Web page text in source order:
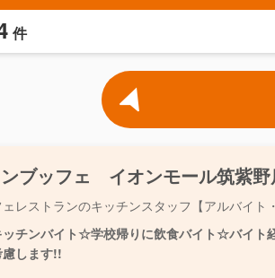
件
ブッフェ イオンモール筑紫野
レストランのキッチンスタッフ【アルバイト
ッチンバイト☆学校帰りに飲食バイト☆バイト
します!!